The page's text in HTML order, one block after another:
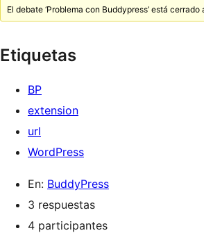
El debate ‘Problema con Buddypress’ está
Etiquetas
BP
extension
url
WordPress
En: BuddyPress
3 respuestas
4 participantes